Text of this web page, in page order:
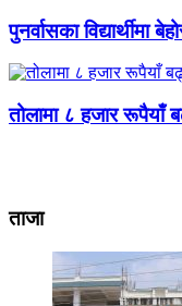
पुनर्वासका विद्यार्थीमा
तोलामा ८ हजार रूपैयाँ
ताजा